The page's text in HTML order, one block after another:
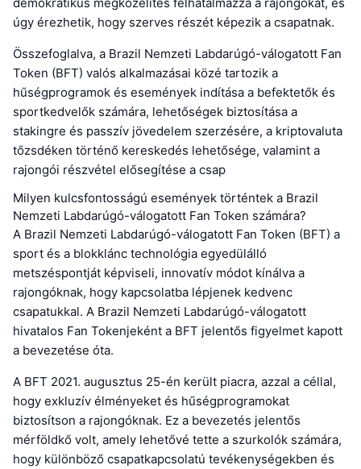
úgy érezhetik, hogy szerves részét képezik a csapatnak.
Összefoglalva, a Brazil Nemzeti Labdarúgó-válogatott Fan
Token (BFT) valós alkalmazásai közé tartozik a
hűségprogramok és események indítása a befektetők és
sportkedvelők számára, lehetőségek biztosítása a
stakingre és passzív jövedelem szerzésére, a kriptovaluta
tőzsdéken történő kereskedés lehetősége, valamint a
rajongói részvétel elősegítése a csap
Milyen kulcsfontosságú események történtek a Brazil
Nemzeti Labdarúgó-válogatott Fan Token számára?
A Brazil Nemzeti Labdarúgó-válogatott Fan Token (BFT) a
sport és a blokklánc technológia egyedülálló
metszéspontját képviseli, innovatív módot kínálva a
rajongóknak, hogy kapcsolatba lépjenek kedvenc
csapatukkal. A Brazil Nemzeti Labdarúgó-válogatott
hivatalos Fan Tokenjeként a BFT jelentős figyelmet kapott
a bevezetése óta.
A BFT 2021. augusztus 25-én került piacra, azzal a céllal,
hogy exkluzív élményeket és hűségprogramokat
biztosítson a rajongóknak. Ez a bevezetés jelentős
mérföldkő volt, amely lehetővé tette a szurkolók számára,
hogy különböző csapatkapcsolatú tevékenységekben és